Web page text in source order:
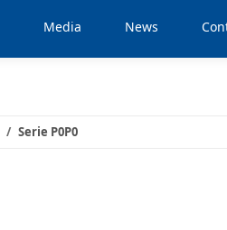
Media News
Serie P0P0